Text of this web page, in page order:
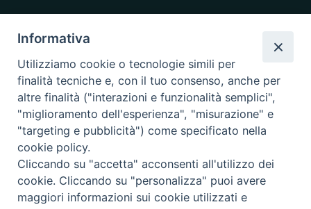
Informativa
Utilizziamo cookie o tecnologie simili per
finalità tecniche e, con il tuo consenso, anche per
altre finalità ("interazioni e funzionalità semplici",
"miglioramento dell'esperienza", "misurazione" e
"targeting e pubblicità") come specificato nella
cookie policy.
Cliccando su "accetta" acconsenti all'utilizzo dei
cookie. Cliccando su "personalizza" puoi avere
maggiori informazioni sui cookie utilizzati e